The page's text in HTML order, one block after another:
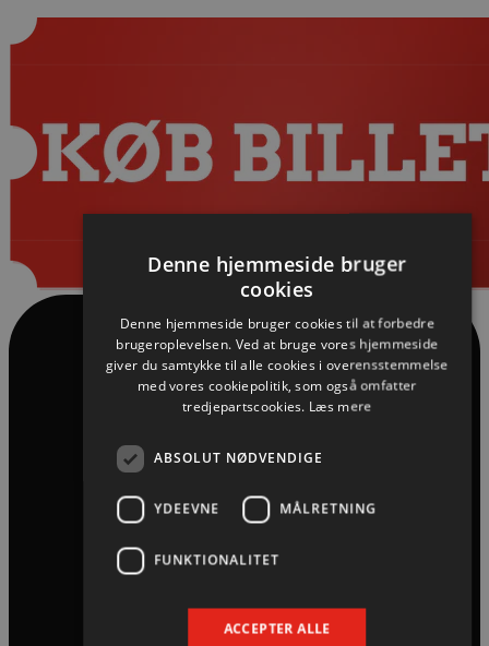
Denne hjemmeside bruger
cookies
Denne hjemmeside bruger cookies til at forbedre
brugeroplevelsen. Ved at bruge vores hjemmeside
giver du samtykke til alle cookies i overensstemmelse
med vores cookiepolitik, som også omfatter
tredjepartscookies. Læs mere
ABSOLUT NØDVENDIGE
YDEEVNE MÅLRETNING
FUNKTIONALITET
ACCEPTER ALLE